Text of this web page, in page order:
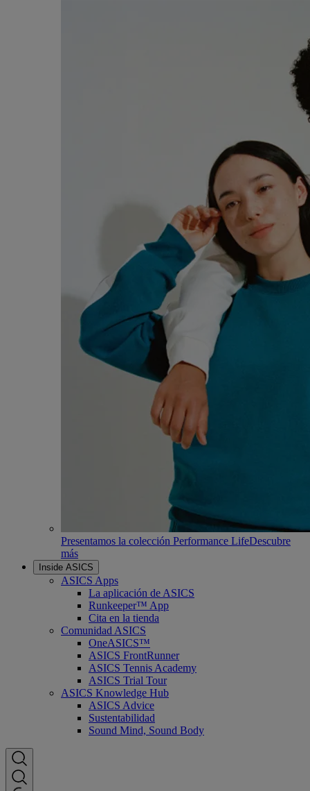
Presentamos la colección Performance LifeDescubre
más
Inside ASICS
ASICS Apps
La aplicación de ASICS
Runkeeper™ App
Cita en la tienda
Comunidad ASICS
OneASICS™
ASICS FrontRunner
ASICS Tennis Academy
ASICS Trial Tour
ASICS Knowledge Hub
ASICS Advice
Sustentabilidad
Sound Mind, Sound Body